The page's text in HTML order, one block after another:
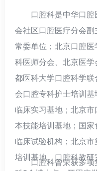
口腔科是中华口
会社区口腔医疗分会
常委单位；北京口腔
科医师分会、北京医
都医科大学口腔科学
会口腔专科护士培训
临床实习基地；北京
本技能培训基地；国
临床试验机构；北京
培训基地。口腔科教
口腔科曾荣获多